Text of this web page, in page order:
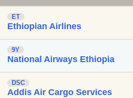
ET
Ethiopian Airlines
9Y
National Airways Ethiopia
DSC
Addis Air Cargo Services